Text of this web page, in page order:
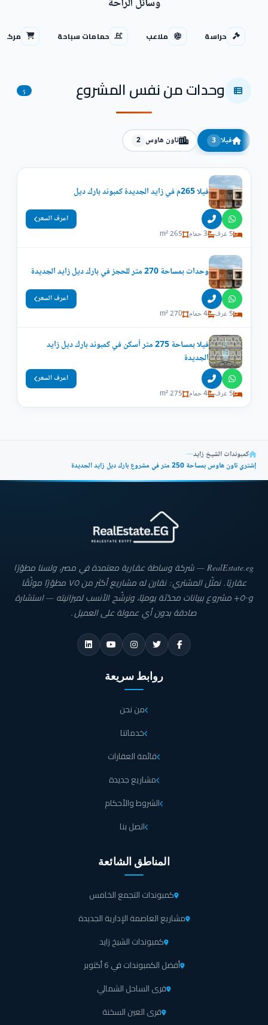
حراسة ملاعب حمامات سباحة مركز
وحدات من نفس المشروع 5
فيلا 3 تاون هاوس 2
فيلا 265م في زايد الجديدة كمبوند بارك ديل
5 غرف 3 حمام 265 m²
اعرف السعر
وحدات بمساحة 270 متر للحجز في بارك ديل زايد الجديدة
5 غرف 4 حمام 270 m²
اعرف السعر
فيلا بمساحة 275 متر أسكن في كمبوند بارك ديل زايد
الجديدة
5 غرف 4 حمام 275 m²
اعرف السعر
كمبوندات الشيخ زايد—
إشتري تاون هاوس بمساحة 250 متر في مشروع بارك ديل زايد الجديدة
RealEstate.eg — شركة وساطة عقارية معتمدة في مصر، ولسنا مطوّرًا
عقاريًا. نمثّل المشتري: نقارن له مشاريع أكثر من ٧٥ مطوّرًا موثّقًا
و٥٠٠+ مشروع ببيانات محدّثة يوميًا، ونرشّح الأنسب لميزانيته — استشارة
صادقة بدون أي عمولة على العميل.
روابط سريعة
من نحن
خدماتنا
قائمة العقارات
مشاريع جديدة
الشروط والأحكام
اتصل بنا
المناطق الشائعة
كمبوندات التجمع الخامس
مشاريع العاصمة الإدارية الجديدة
كمبوندات الشيخ زايد
أفضل الكمبوندات في 6 أكتوبر
قرى الساحل الشمالي
قرى العين السخنة